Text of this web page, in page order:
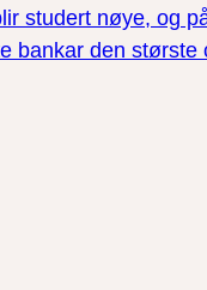
studert nøye, og
bankar den største